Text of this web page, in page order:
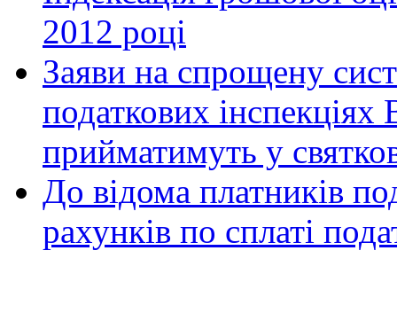
2012 році
Заяви на спрощену
податкових інспекціях
прийматимуть у
До відома платників
рахунків по сплаті